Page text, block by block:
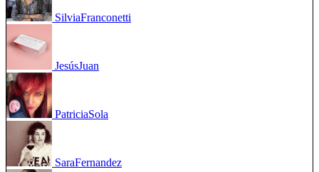
SilviaFranconetti
JesúsJuan
PatriciaSola
SaraFernandez